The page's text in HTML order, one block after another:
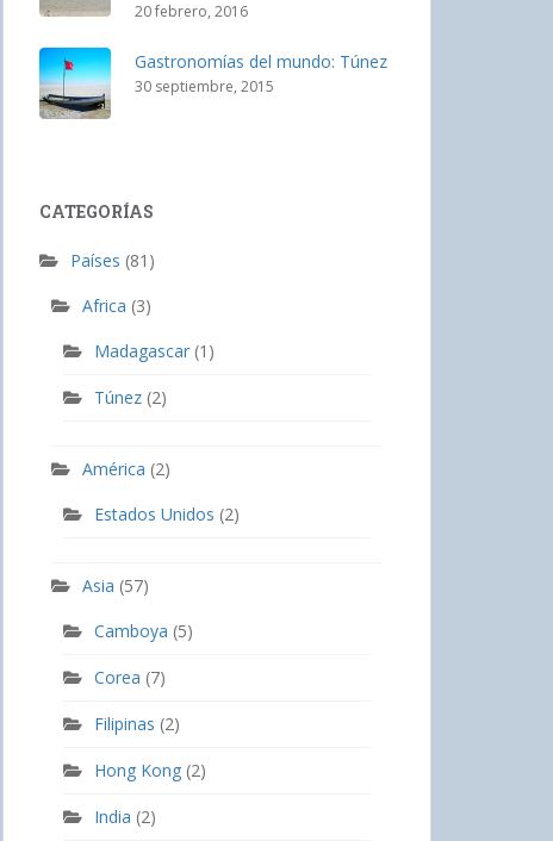
20 febrero, 2016
Gastronomías del mundo: Túnez
30 septiembre, 2015
CATEGORÍAS
Países (81)
Africa (3)
Madagascar (1)
Túnez (2)
América (2)
Estados Unidos (2)
Asia (57)
Camboya (5)
Corea (7)
Filipinas (2)
Hong Kong (2)
India (2)